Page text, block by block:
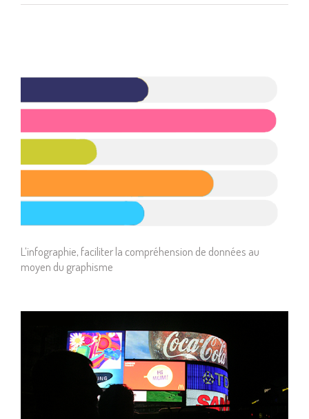
L’infographie, faciliter la compréhension de données au
moyen du graphisme